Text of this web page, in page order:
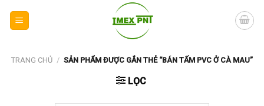
TRANG CHỦ / SẢN PHẨM ĐƯỢC GẮN THẺ “BÁN TẤM PVC Ở CÀ MAU”
LỌC